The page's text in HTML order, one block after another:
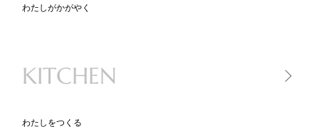
わたしがかがやく
コスメ
KITCHEN
わたしをつくる